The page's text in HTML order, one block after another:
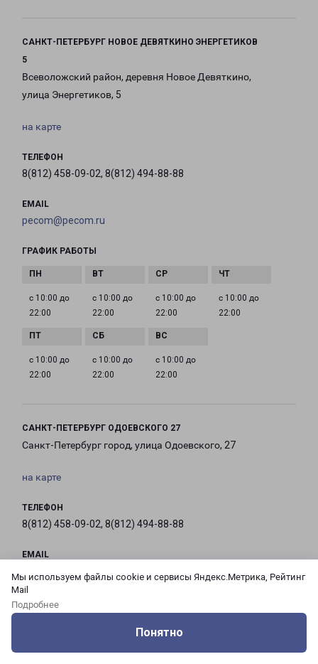
Мы используем файлы cookie и сервисы Яндекс.Метрика, Рейтинг
Mail
Подробнее
Понятно
САНКТ-ПЕТЕРБУРГ НОВОЕ ДЕВЯТКИНО ЭНЕРГЕТИКОВ
5
Всеволожский район, деревня Новое Девяткино,
улица Энергетиков, 5
на карте
ТЕЛЕФОН
8(812) 458-09-02, 8(812) 494-88-88
EMAIL
pecom@pecom.ru
ГРАФИК РАБОТЫ
с 10:00 до
22:00
с 10:00 до
22:00
с 10:00 до
22:00
с 10:00 до
22:00
с 10:00 до
22:00
с 10:00 до
22:00
с 10:00 до
22:00
САНКТ-ПЕТЕРБУРГ ОДОЕВСКОГО 27
Санкт-Петербург город, улица Одоевского, 27
на карте
ТЕЛЕФОН
8(812) 458-09-02, 8(812) 494-88-88
EMAIL
pecom@pecom.ru
ГРАФИК РАБОТЫ